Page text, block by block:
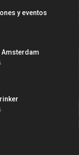
y eventos
Amsterdam